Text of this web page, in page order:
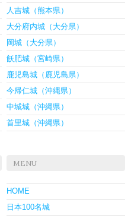
人吉城（熊本県）
大分府内城（大分県）
岡城（大分県）
飫肥城（宮崎県）
鹿児島城（鹿児島県）
今帰仁城（沖縄県）
中城城（沖縄県）
首里城（沖縄県）
MENU
HOME
日本100名城